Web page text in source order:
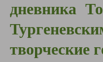
дневника
творческие